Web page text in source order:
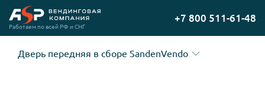
Перейти
на
Работаем по всей РФ и СНГ
+7 800 511-61-48
Дверь передняя в сборе SandenVendo